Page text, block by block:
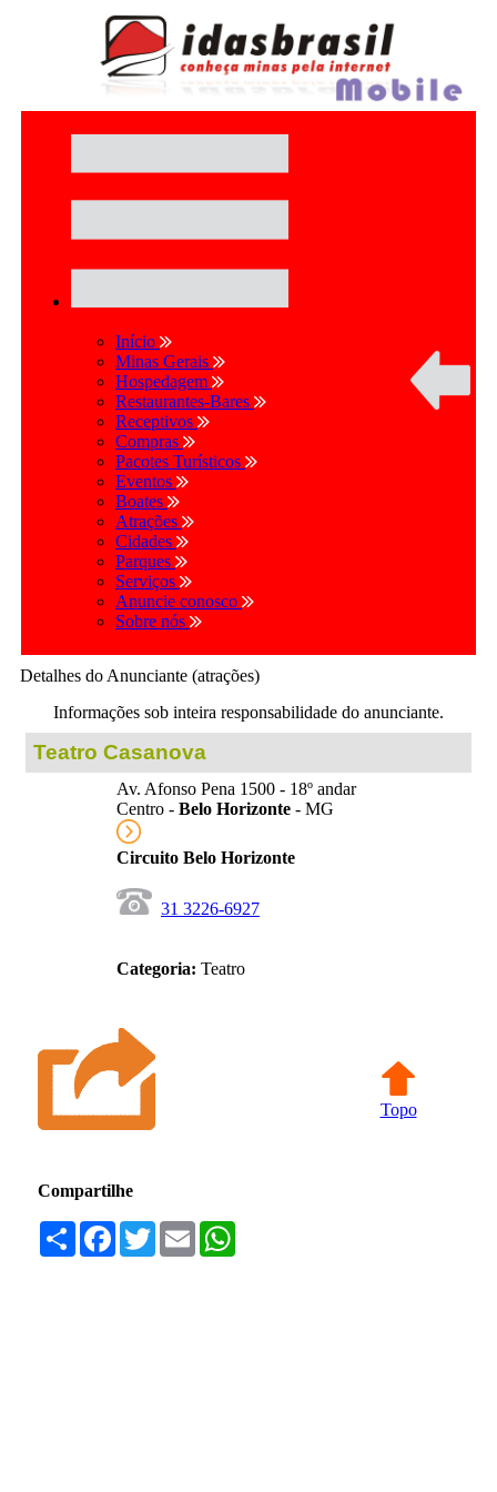
Início
Minas Gerais
Hospedagem
Restaurantes-Bares
Receptivos
Compras
Pacotes Turísticos
Eventos
Boates
Atrações
Cidades
Parques
Serviços
Anuncie conosco
Sobre nós
Detalhes do Anunciante (atrações)
Informações sob inteira responsabilidade do anunciante.
Teatro Casanova
Av. Afonso Pena 1500 - 18º andar
Centro - Belo Horizonte - MG
Circuito Belo Horizonte
31 3226-6927
Categoria: Teatro
Topo
Compartilhe
Compartilhar
Facebook
TwitterEmail